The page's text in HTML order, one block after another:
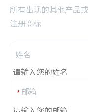
所有出现的其他产品
注册商标
姓名
* 邮箱